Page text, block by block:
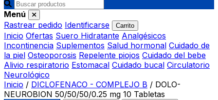
Menú
Rastrear pedido Identificarse Carrito
Inicio Ofertas Suero Hidratante Analgésicos
Incontinencia Suplementos Salud hormonal Cuidado de
la piel Osteoporosis Repelente piojos Cuidado del bebe
Alivio respiratorio Estomacal Cuidado bucal Circulatorio
Neurológico
Inicio / DICLOFENACO - COMPLEJO B / DOLO-
NEUROBION 50/50/50/0.25 mg 10 Tabletas